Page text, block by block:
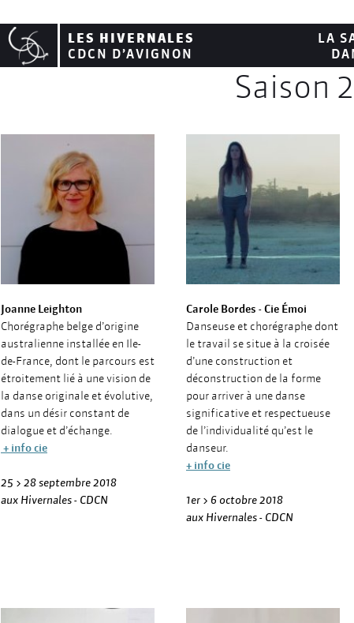
LES HIVERNALES
CDCN D’AVIGNON
LA
Saison
Joanne Leighton
Chorégraphe belge d’origine
australienne installée en Ile-
de-France, dont le parcours est
étroitement lié à une vision de
la danse originale et évolutive,
dans un désir constant de
dialogue et d’échange.
+ info cie
25 > 28 septembre 2018
aux Hivernales - CDCN
Carole Bordes - Cie Émoi
Danseuse et chorégraphe dont
le travail se situe à la croisée
d’une construction et
déconstruction de la forme
pour arriver à une danse
significative et respectueuse
de l’individualité qu’est le
danseur.
+ info cie
1er > 6 octobre 2018
aux Hivernales - CDCN